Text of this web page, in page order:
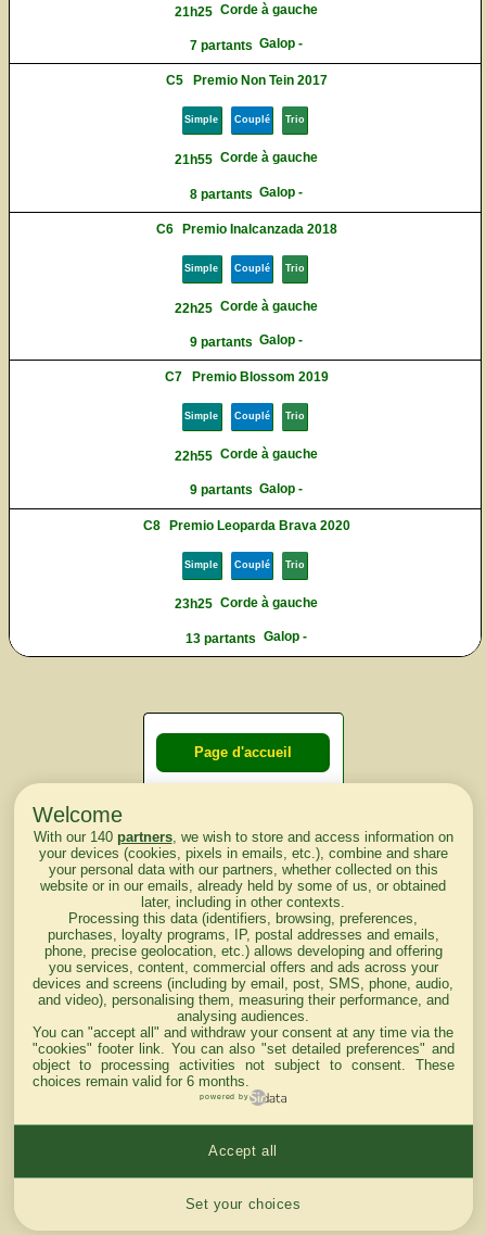
21h25 Corde à gauche
7 partants Galop -
C5 Premio Non Tein 2017
Simple Couplé Trio
21h55 Corde à gauche
8 partants Galop -
C6 Premio Inalcanzada 2018
Simple Couplé Trio
22h25 Corde à gauche
9 partants Galop -
C7 Premio Blossom 2019
Simple Couplé Trio
22h55 Corde à gauche
9 partants Galop -
C8 Premio Leoparda Brava 2020
Simple Couplé Trio
23h25 Corde à gauche
13 partants Galop -
Page d'accueil
lendemain
Courses
d'aujourd'hui
Haut de Page
Mentions légales du site
Welcome
With our 140 partners, we wish to store and access information on
your devices (cookies, pixels in emails, etc.), combine and share
your personal data with our partners, whether collected on this
website or in our emails, already held by some of us, or obtained
later, including in other contexts.
Processing this data (identifiers, browsing, preferences,
purchases, loyalty programs, IP, postal addresses and emails,
phone, precise geolocation, etc.) allows developing and offering
you services, content, commercial offers and ads across your
devices and screens (including by email, post, SMS, phone, audio,
and video), personalising them, measuring their performance, and
analysing audiences.
You can "accept all" and withdraw your consent at any time via the
"cookies" footer link . You can also "set detailed preferences" and
object to processing activities not subject to consent. These
choices remain valid for 6 months.
powered by
Set your choices
Accept all